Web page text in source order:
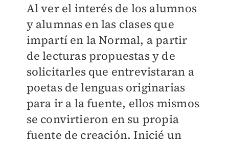
Al ver el interés de los alumnos
y alumnas en las clases que
impartí en la Normal, a partir
de lecturas propuestas y de
solicitarles que entrevistaran a
poetas de lenguas originarias
para ir a la fuente, ellos mismos
se convirtieron en su propia
fuente de creación. Inicié un